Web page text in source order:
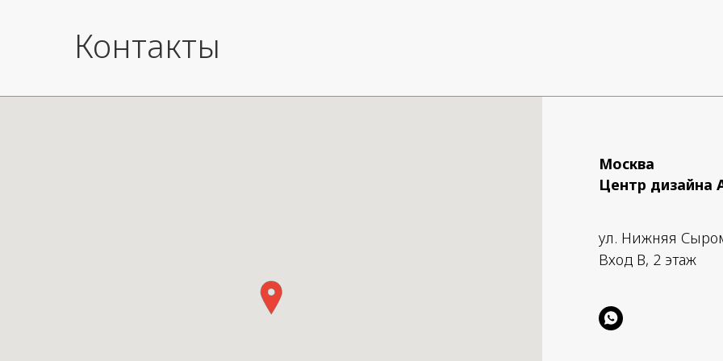
Контакты
Москва
Центр дизайна
ул. Нижняя
Вход B, 2 этаж